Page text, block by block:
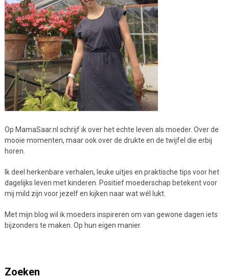
Op MamaSaar.nl schrijf ik over het echte leven als moeder. Over de
mooie momenten, maar ook over de drukte en de twijfel die erbij
horen.
Ik deel herkenbare verhalen, leuke uitjes en praktische tips voor het
dagelijks leven met kinderen. Positief moederschap betekent voor
mij mild zijn voor jezelf en kijken naar wat wél lukt.
Met mijn blog wil ik moeders inspireren om van gewone dagen iets
bijzonders te maken. Op hun eigen manier.
Zoeken